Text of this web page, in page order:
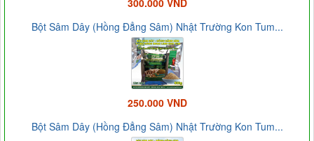
Bột Sâm Dây (Hồng Đẳng Sâm) Nhật Trường Kon Tum...
250.000 VND
Bột Sâm Dây (Hồng Đẳng Sâm) Nhật Trường Kon Tum...